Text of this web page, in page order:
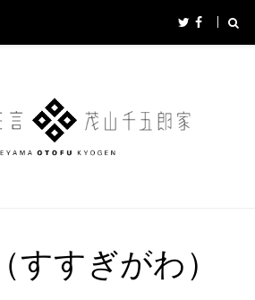
すすぎがわ）